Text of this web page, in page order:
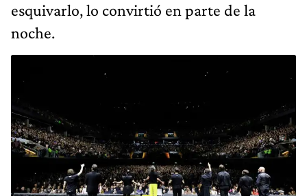
esquivarlo, lo convirtió en parte de la
noche.